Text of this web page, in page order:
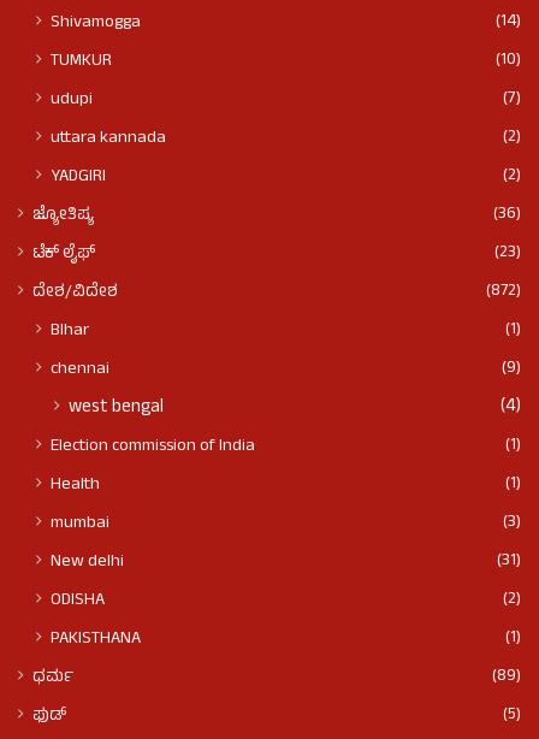
Shivamogga
(14)
TUMKUR
(10)
udupi
(7)
uttara kannada
(2)
YADGIRI
(2)
ಜ್ಯೋತಿಷ್ಯ
(36)
ಟೆಕ್ ಲೈಫ್
(23)
ದೇಶ/ವಿದೇಶ
(872)
BIhar
(1)
chennai
(9)
west bengal (4)
Election commission of India
(1)
Health
(1)
mumbai
(3)
New delhi
(31)
ODISHA
(2)
PAKISTHANA
(1)
ಧರ್ಮ
(89)
ಫುಡ್​​
(5)